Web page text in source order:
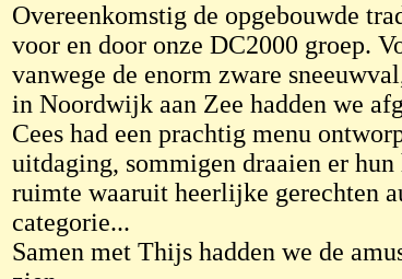
Overeenkomstig de opgebouwde
voor en door onze DC2000 groep.
vanwege de enorm zware
in Noordwijk aan Zee hadden we
Cees had een prachtig menu
uitdaging, sommigen draaien er
ruimte waaruit heerlijke gerechten
categorie...
Samen met Thijs hadden we de